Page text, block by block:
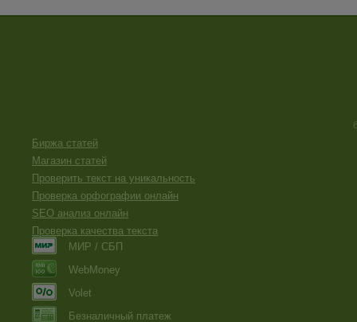
Биржа статей
Магазин статей
Проверить текст на уникальность
Проверка орфографии онлайн
SEO анализ онлайн
Проверка качества текста
МИР / СБП
WebMoney
Volet
Безналичный платеж